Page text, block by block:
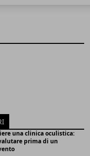
una clinica oculistica:
prima di un